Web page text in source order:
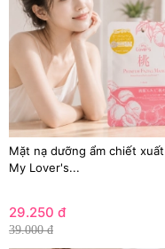
Mặt nạ dưỡng ẩm chiết
My Lover's...
29.250 đ
39.000 đ